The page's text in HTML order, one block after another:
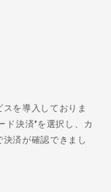
を導入しておりま
ド決済"を選択し、カ
済が確認できまし